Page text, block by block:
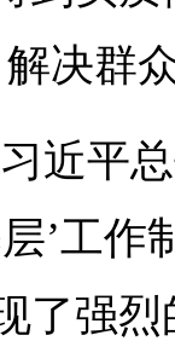
决群
近平
’工作
了强